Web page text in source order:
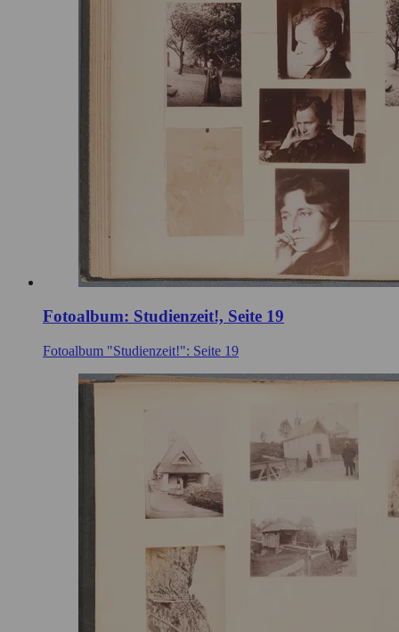
Fotoalbum: Studienzeit!, Seite 19
Fotoalbum "Studienzeit!": Seite 19